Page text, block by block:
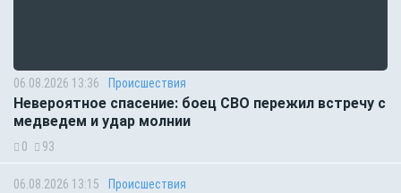
06.08.2026 13:36 Происшествия
Невероятное спасение: боец СВО пережил встречу с
медведем и удар молнии
0 93
06.08.2026 13:15 Происшествия